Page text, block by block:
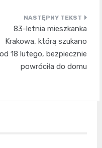
83-letnia mieszkanka
Krakowa, którą szukano
od 18 lutego, bezpiecznie
powróciła do domu